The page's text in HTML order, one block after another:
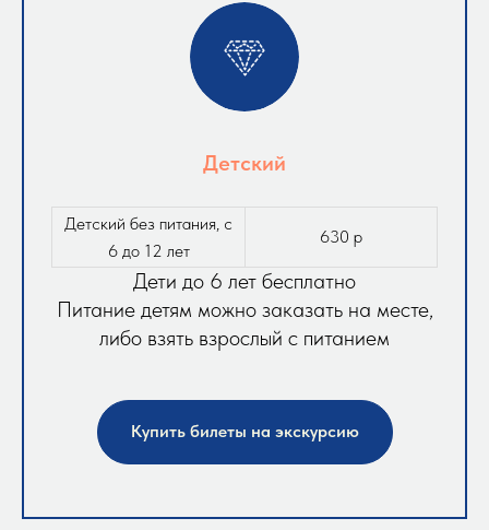
Детский
Детский без питания, с
6 до 12 лет
630 р
Дети до 6 лет бесплатно
Питание детям можно заказать на месте,
либо взять взрослый с питанием
Купить билеты на экскурсию